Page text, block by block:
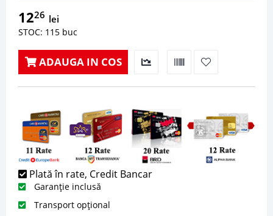
1226 lei
STOC: 115 buc
ADAUGA IN COS
Plată în rate, Credit Bancar
Garanție inclusă
Transport opțional